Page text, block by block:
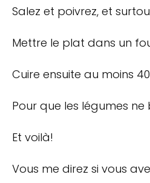
Salez et poivrez, et
Mettre le plat dans un
Cuire ensuite au moins
Pour que les légumes
Et voilà!
Vous me direz si vous